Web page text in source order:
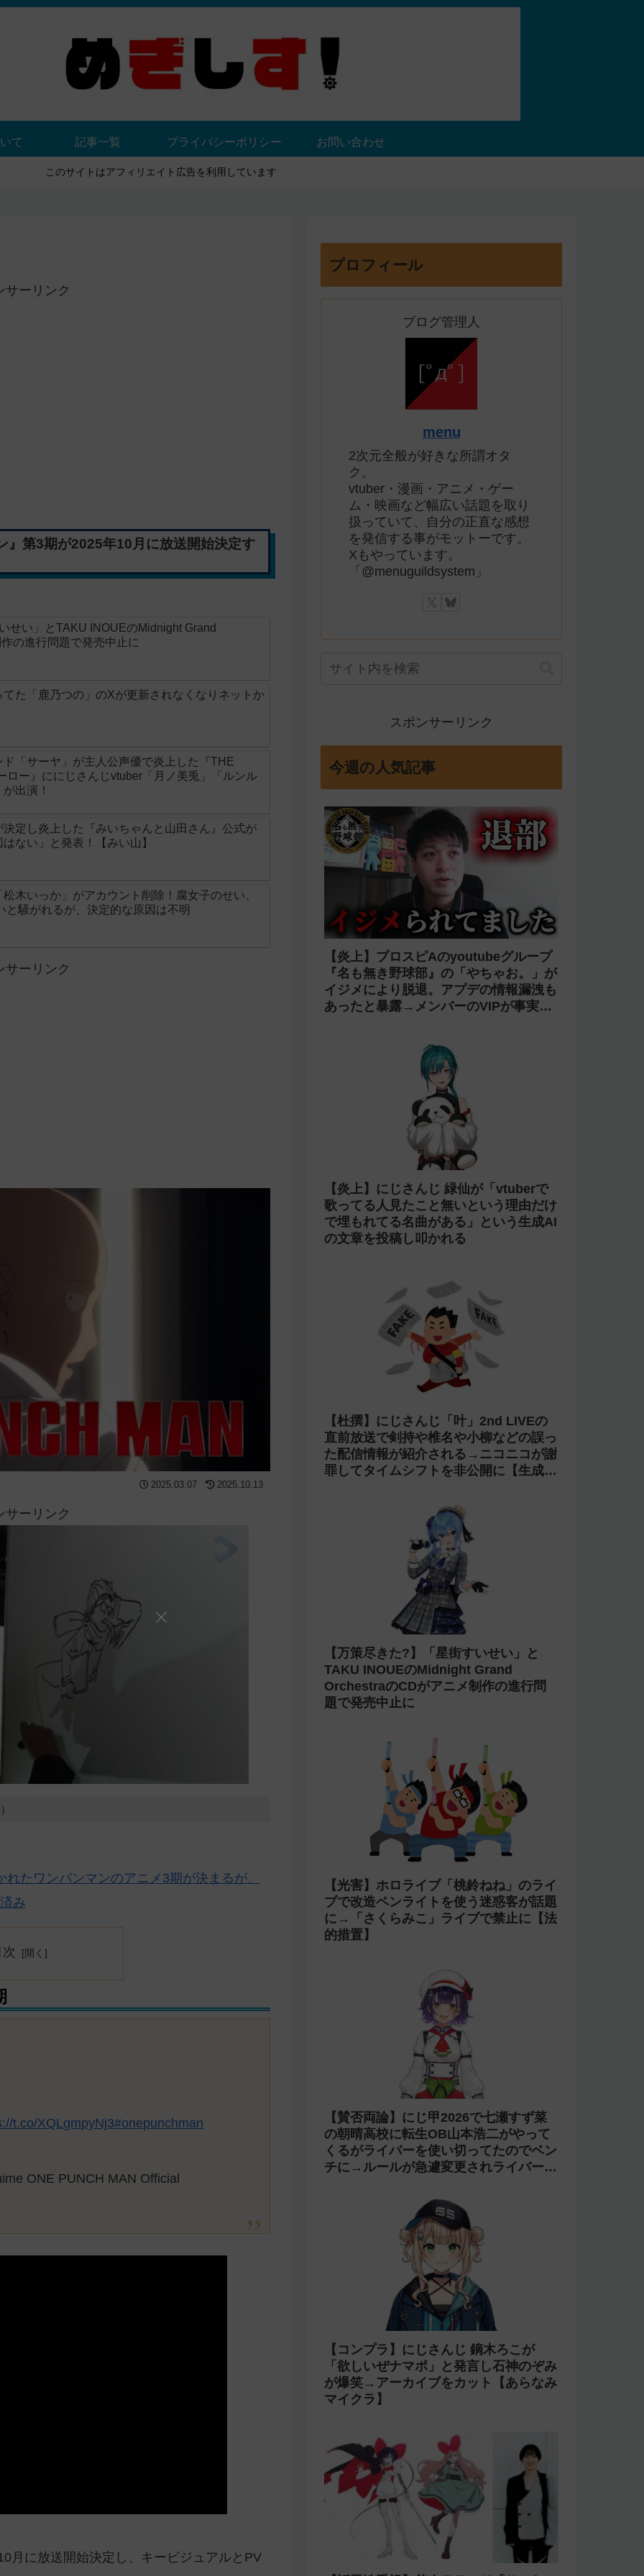
て 記事一覧 プライバシーポリシー お問い合わせ
このサイトはアフィリエイト広告を利用しています
サーリンク
』第3期が2025年10月に放送開始決定す
せい」とTAKU INOUEのMidnight Grand
の進行問題で発売中止に
た「鹿乃つの」のXが更新されなくなりネットか
「サーヤ」が主人公声優で炎上した『THE
ロー』ににじさんじvtuber「月ノ美兎」「ルンル
出演！
定し炎上した『みいちゃんと山田さん』公式が
ない」と発表！【みい山】
木いっか」がアカウント削除！腐女子のせい、
と騒がれるが、決定的な原因は不明
サーリンク
2025.03.07 2025.10.13
サーリンク
たワンパンマンのアニメ3期が決まるが、
み
t.co/XQLgmpyNj3#onepunchman
ONE PUNCH MAN Official
月に放送開始決定し、キービジュアルとPV
プロフィール
ブログ管理人
menu
2次元全般が好きな所謂オタ
ク。
vtuber・漫画・アニメ・ゲー
ム・映画など幅広い話題を取り
扱っていて、自分の正直な感想
を発信する事がモットーです。
Xもやっています。
「@menuguildsystem」
スポンサーリンク
今週の人気記事
【炎上】プロスピAのyoutubeグループ
『名も無き野球部』の「やちゃお。」が
イジメにより脱退。アプデの情報漏洩も
あったと暴露→メンバーのVIPが事実無
【炎上】にじさんじ 緑仙が「vtuberで
歌ってる人見たこと無いという理由だけ
で埋もれてる名曲がある」という生成AI
の文章を投稿し叩かれる
【杜撰】にじさんじ「叶」2nd LIVEの
直前放送で剣持や椎名や小柳などの誤っ
た配信情報が紹介される→ニコニコが謝
罪してタイムシフトを非公開に【生成
【万策尽きた?】「星街すいせい」と
TAKU INOUEのMidnight Grand
OrchestraのCDがアニメ制作の進行問
題で発売中止に
【光害】ホロライブ「桃鈴ねね」のライ
ブで改造ペンライトを使う迷惑客が話題
に→「さくらみこ」ライブで禁止に【法
的措置】
【賛否両論】にじ甲2026で七瀬すず菜
の朝晴高校に転生OB山本浩二がやって
くるがライバーを使い切ってたのでベン
チに→ルールが急遽変更されライバーの
【コンプラ】にじさんじ 鏑木ろこが
「欲しいぜナマポ」と発言し石神のぞみ
が爆笑→アーカイブをカット【あらなみ
マイクラ】